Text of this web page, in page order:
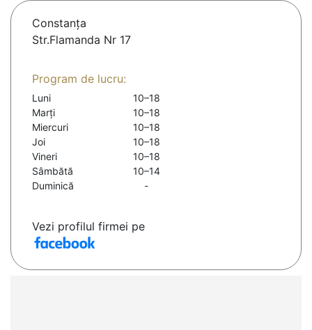
Constanţa
Str.Flamanda Nr 17
Program de lucru:
Luni
10–18
Marți
10–18
Miercuri
10–18
Joi
10–18
Vineri
10–18
Sâmbătă
10–14
Duminică
-
Vezi profilul firmei pe